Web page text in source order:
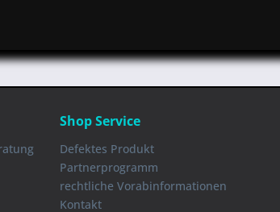
Shop Service
Defektes Produkt
Partnerprogramm
rechtliche Vorabinformationen
Kontakt